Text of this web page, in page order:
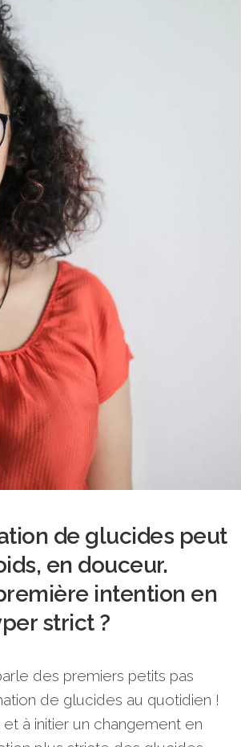
de glucides peut
en douceur.
intention en
strict ?
des premiers petits pas
de glucides au quotidien !
à initier un changement en